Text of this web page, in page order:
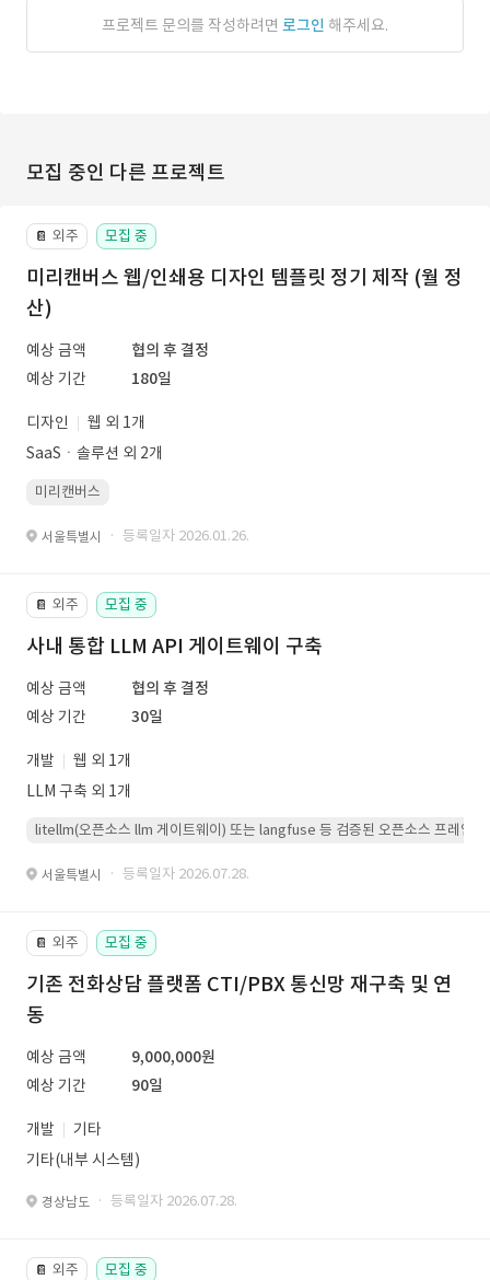
프로젝트 문의를 작성하려면 로그인 해주세요.
모집 중인 다른 프로젝트
📔 외주 모집 중
미리캔버스 웹/인쇄용 디자인 템플릿 정기 제작 (월 정
산)
예상 금액
협의 후 결정
예상 기간
180일
디자인
웹 외 1개
SaaSㆍ솔루션 외 2개
미리캔버스
서울특별시 · 등록일자 2026.01.26.
📔 외주 모집 중
사내 통합 LLM API 게이트웨이 구축
예상 금액
협의 후 결정
예상 기간
30일
개발
웹 외 1개
LLM 구축 외 1개
litellm(오픈소스 llm 게이트웨이) 또는 langfuse 등 검증된 오픈소스 프레임워
서울특별시 · 등록일자 2026.07.28.
📔 외주 모집 중
기존 전화상담 플랫폼 CTI/PBX 통신망 재구축 및 연
동
예상 금액
9,000,000원
예상 기간
90일
개발
기타
기타(내부 시스템)
경상남도 · 등록일자 2026.07.28.
📔 외주 모집 중